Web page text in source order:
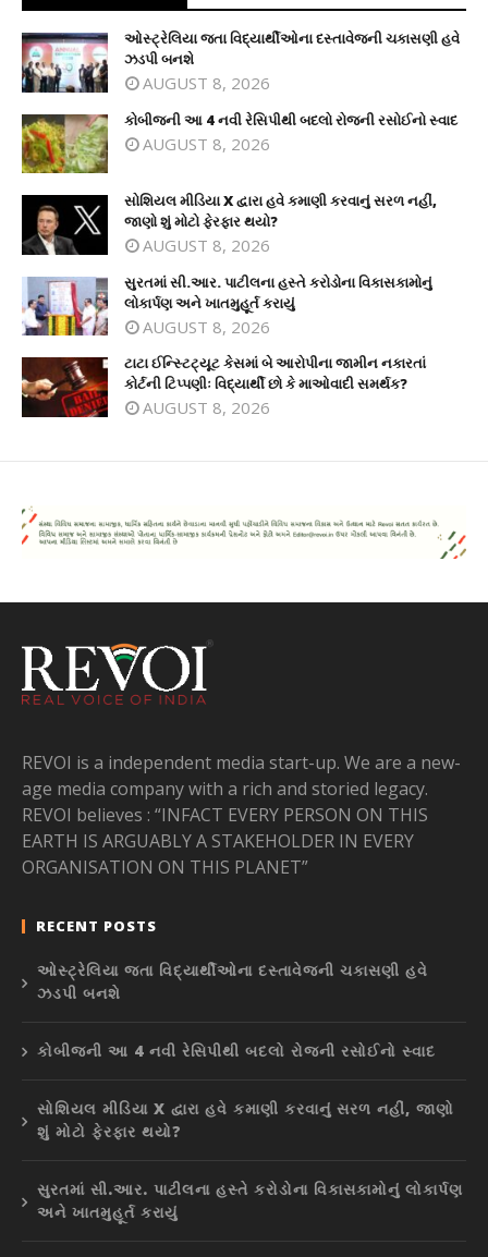
ઓસ્ટ્રેલિયા જતા વિદ્યાર્થીઓના દસ્તાવેજની ચકાસણી હવે
ઝડપી બનશે
AUGUST 8, 2026
કોબીજની આ 4 નવી રેસિપીથી બદલો રોજની રસોઈનો સ્વાદ
AUGUST 8, 2026
સોશિયલ મીડિયા X દ્વારા હવે કમાણી કરવાનું સરળ નહીં,
જાણો શું મોટો ફેરફાર થયો?
AUGUST 8, 2026
સુરતમાં સી.આર. પાટીલના હસ્તે કરોડોના વિકાસકામોનું
લોકાર્પણ અને ખાતમુહૂર્ત કરાયું
AUGUST 8, 2026
ટાટા ઈન્સ્ટિટ્યૂટ કેસમાં બે આરોપીના જામીન નકારતાં
કોર્ટની ટિપ્પણીઃ વિદ્યાર્થી છો કે માઓવાદી સમર્થક?
AUGUST 8, 2026
REVOI is a independent media start-up. We are a new-
age media company with a rich and storied legacy.
REVOI believes : “INFACT EVERY PERSON ON THIS
EARTH IS ARGUABLY A STAKEHOLDER IN EVERY
ORGANISATION ON THIS PLANET”
RECENT POSTS
ઓસ્ટ્રેલિયા જતા વિદ્યાર્થીઓના દસ્તાવેજની ચકાસણી હવે
ઝડપી બનશે
કોબીજની આ 4 નવી રેસિપીથી બદલો રોજની રસોઈનો સ્વાદ
સોશિયલ મીડિયા X દ્વારા હવે કમાણી કરવાનું સરળ નહીં, જાણો
શું મોટો ફેરફાર થયો?
સુરતમાં સી.આર. પાટીલના હસ્તે કરોડોના વિકાસકામોનું લોકાર્પણ
અને ખાતમુહૂર્ત કરાયું